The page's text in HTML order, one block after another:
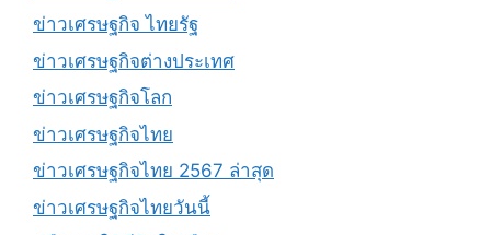
ข่าวเศรษฐกิจ ไทยรัฐ
ข่าวเศรษฐกิจต่างประเทศ
ข่าวเศรษฐกิจโลก
ข่าวเศรษฐกิจไทย
ข่าวเศรษฐกิจไทย 2567 ล่าสุด
ข่าวเศรษฐกิจไทยวันนี้